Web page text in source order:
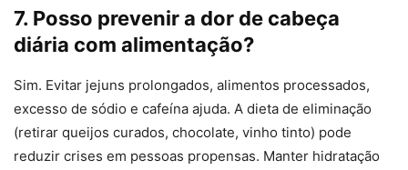
7. Posso prevenir a dor de cabeça
diária com alimentação?
Sim. Evitar jejuns prolongados, alimentos processados,
excesso de sódio e cafeína ajuda. A dieta de eliminação
(retirar queijos curados, chocolate, vinho tinto) pode
reduzir crises em pessoas propensas. Manter hidratação